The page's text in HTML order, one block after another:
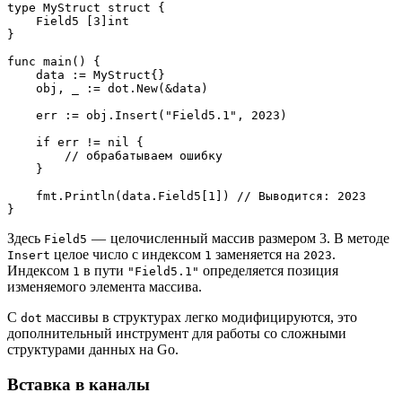
type MyStruct struct {
    Field5 [3]int
}
func main() {
    data := MyStruct{}
    obj, _ := dot.New(&data)
    err := obj.Insert("Field5.1", 2023)
    if err != nil {
        // обрабатываем ошибку
    }
    fmt.Println(data.Field5[1]) // Выводится: 2023
}
Здесь Field5 — целочисленный массив размером 3. В методе
Insert целое число с индексом 1 заменяется на 2023.
Индексом 1 в пути "Field5.1" определяется позиция
изменяемого элемента массива.
С dot массивы в структурах легко модифицируются, это
дополнительный инструмент для работы со сложными
структурами данных на Go.
Вставка в каналы